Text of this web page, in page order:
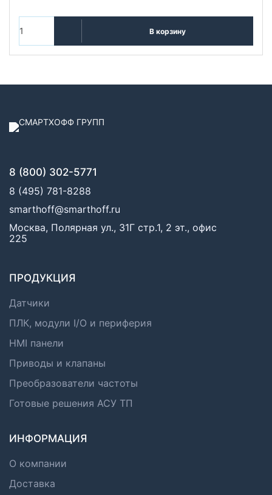
В корзину
8 (800) 302-5771
8 (495) 781-8288
smarthoff@smarthoff.ru
Москва, Полярная ул., 31Г стр.1, 2 эт., офис
225
ПРОДУКЦИЯ
Датчики
ПЛК, модули I/O и периферия
HMI панели
Приводы и клапаны
Преобразователи частоты
Готовые решения АСУ ТП
ИНФОРМАЦИЯ
О компании
Доставка